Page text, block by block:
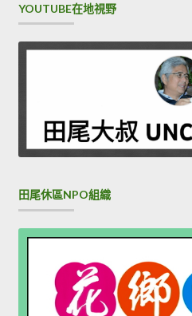
YOUTUBE在地視野
田尾休區NPO組織